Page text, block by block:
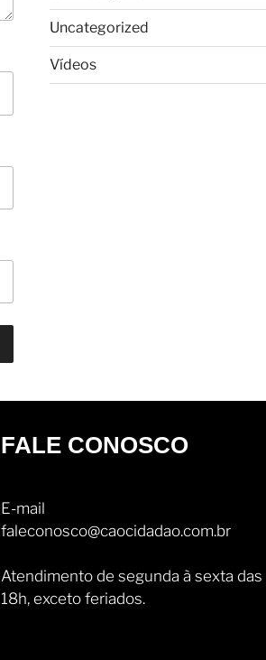
Uncategorized
Vídeos
FALE CONOSCO
E-mail
faleconosco@caocidadao.com.br
Atendimento de segunda à sexta
18h, exceto feriados.